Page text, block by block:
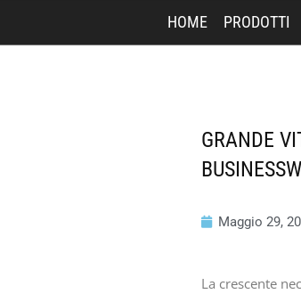
HOME PRODOTTI
GRANDE
Maggio 29,
La crescente